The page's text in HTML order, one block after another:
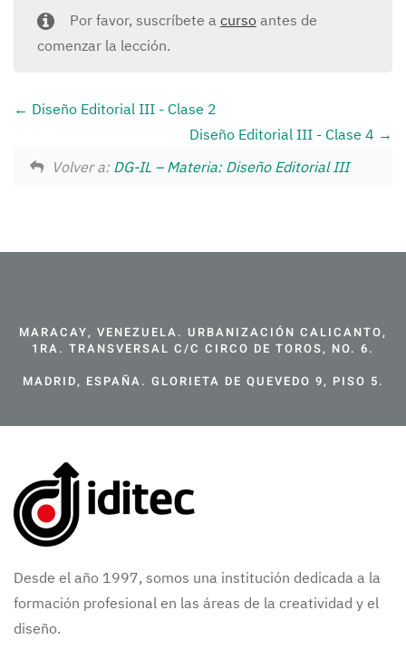
Por favor, suscríbete a cursoantes de
comenzar la lección.
Diseño Editorial III - Clase 2
Diseño Editorial III - Clase 4
Volver a: DG-IL – Materia: Diseño Editorial III
MARACAY, VENEZUELA. URBANIZACIÓN CALICANTO,
1RA. TRANSVERSAL C/C CIRCO DE TOROS, NO. 6.
MADRID, ESPAÑA. GLORIETA DE QUEVEDO 9, PISO 5.
Desde el año 1997, somos una institución dedicada a la
formación profesional en las áreas de la creatividad y el
diseño.